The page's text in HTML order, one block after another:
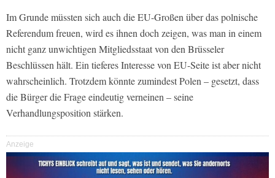
Im Grunde müssten sich auch die EU-Großen über das polnische
Referendum freuen, wird es ihnen doch zeigen, was man in einem
nicht ganz unwichtigen Mitgliedsstaat von den Brüsseler
Beschlüssen hält. Ein tieferes Interesse von EU-Seite ist aber nicht
wahrscheinlich. Trotzdem könnte zumindest Polen – gesetzt, dass
die Bürger die Frage eindeutig verneinen – seine
Verhandlungsposition stärken.
Anzeige